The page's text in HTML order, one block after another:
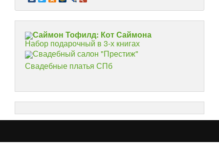
Саймон Тофилд: Кот Саймона
Набор подарочный в 3-х книгах
Свадебный салон "Престиж"
Свадебные платья СПб